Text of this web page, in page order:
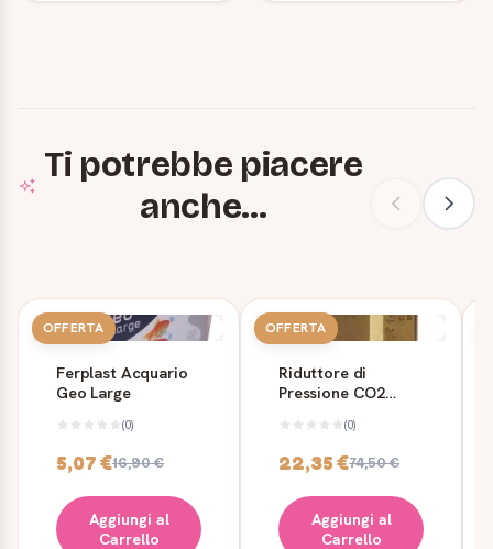
Ti potrebbe piacere
anche...
OFFERTA
Ferplast Acquario
Geo Large
(0)
5,07 €16,90 €
Aggiungi al
Carrello
OFFERTA
Riduttore di
Pressione CO2
Bombola 160 Bar
(0)
22,35 €74,50 €
Aggiungi al
Carrello